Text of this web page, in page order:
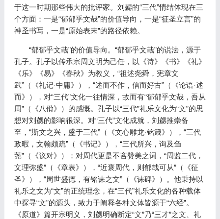
于这一时期那些伟大的批评家。刘勰的“三代”情结体现在三
个方面：一是“郁郁乎文哉”的价值导向，一是“征圣立言”的
神圣书写，一是“原始表末”的路径依赖。
“郁郁乎文哉”的价值导向。“郁郁乎文哉”的说法，源于
孔子。孔子以传承宗周文明为己任，以《诗》《书》《礼》
《乐》《易》《春秋》为教义，“祖述尧舜，宪章文
武”（《礼记·中庸》），“述而不作，信而好古”（《论语·述
而》），对“三代”文化一往情深，故而有“郁郁乎文哉，吾从
周”（《八佾》）的感慨。孔子以“三代”礼乐文化为“文”的思
想对刘勰的影响很深。对“三代”文化成就，刘勰推崇备
至，“斯文之兴，盛于三代”（《文心雕龙·铭箴》），“三代
政暇，文翰颇疏”（《书记》），“三代所兴，询及刍
荛”（《议对》）；对周代更是不吝赞美之词，“周监二代，
文理弥盛”（《章表》），“近褒周代，则郁哉可从”（《征
圣》），“周世盛德，有铭诔之文”（《诔碑》）。他秉持以
礼乐之文为“文”的正统理念，在“三代”礼乐文化的各种载体
中探寻“文”的源头，致力于阐释各种文体皆源于“六经”。
《原道》篇开宗明义，刘勰明确断定“文”乃“三才”之文、礼